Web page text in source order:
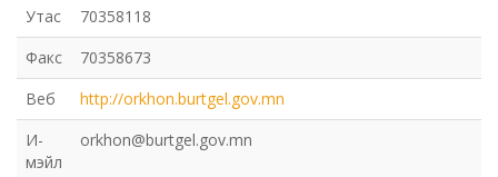
Утас
70358118
Факс
70358673
Веб
http://orkhon.burtgel.gov.mn
И-
мэйл
orkhon@burtgel.gov.mn